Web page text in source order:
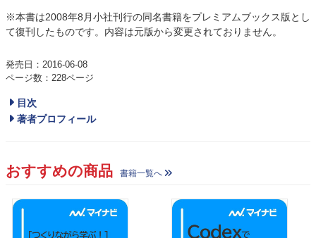
※本書は2008年8月小社刊行の同名書籍をプレミアムブックス版とし
て復刊したものです。内容は元版から変更されておりません。
発売日：2016-06-08
ページ数：228ページ
目次
著者プロフィール
おすすめの商品 書籍一覧へ